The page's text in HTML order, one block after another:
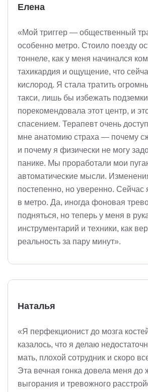
Елена
«Мой триггер — общественный
особенно метро. Стоило поезду
тоннеле, как у меня начинался
тахикардия и ощущение, что
кислород. Я стала тратить
такси, лишь бы избежать
порекомендовала этот центр, и
спасением. Терапевт очень
мне анатомию страха — почему
и почему я физически не могу
панике. Мы проработали мои
автоматические мысли.
постепенно, но уверенно. Сейчас
в метро. Да, иногда фоновая
подняться, но теперь у меня в
инструментарий и техники, как
реальность за пару минут».
Наталья
«Я перфекционист до мозга
казалось, что я делаю
мать, плохой сотрудник и скоро
Эта вечная гонка довела меня до
выгорания и тревожного